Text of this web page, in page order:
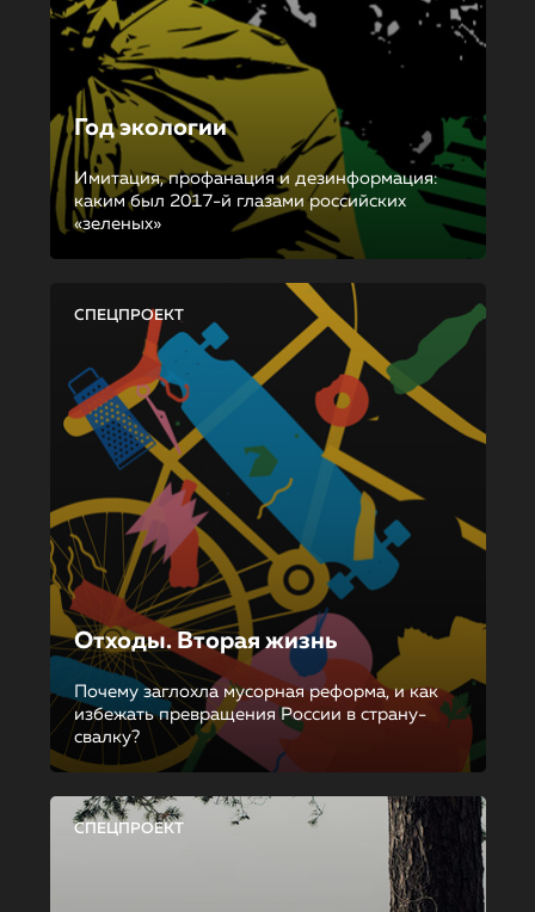
Год экологии
Имитация, профанация и дезинформация:
каким был 2017-й глазами российских
«зеленых»
СПЕЦПРОЕКТ
Отходы. Вторая жизнь
Почему заглохла мусорная реформа, и как
избежать превращения России в страну-
свалку?
СПЕЦПРОЕКТ